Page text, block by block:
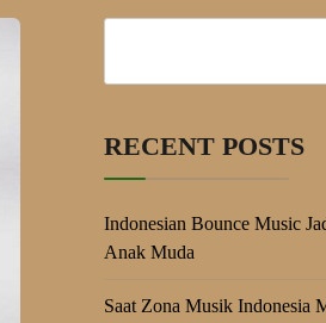
RECENT POSTS
Indonesian Bounce Music
Anak Muda
Saat Zona Musik Indonesia